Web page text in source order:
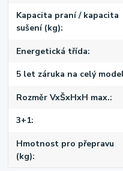
Kapacita praní / kapacita
sušení (kg)
Energetická třída
5 let záruka na celý
Rozměr VxŠxHxH max.
3+1
Hmotnost pro přepravu
(kg)